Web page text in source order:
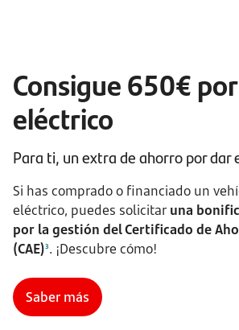
Consigue 650€
eléctrico
Para ti, un extra de ahorro por dar
Si has comprado o financiado un
eléctrico, puedes solicitar una
por la gestión del Certificado de
(CAE)3. ¡Descubre cómo!
Saber más